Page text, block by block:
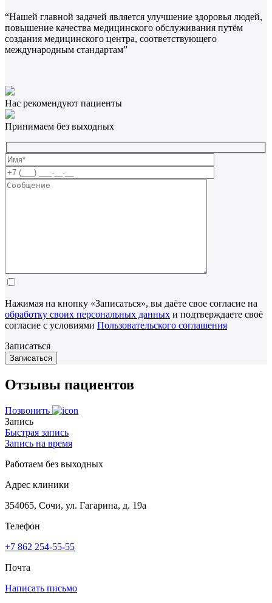
“Нашей главной задачей является улучшение здоровья людей,
повышение качества медицинского обслуживания путём
создания медицинского центра, соответствующего
международным стандартам”
Нас рекомендуют пациенты
Принимаем без выходных
Нажимая на кнопку «Записаться», вы даёте свое согласие на
обработку своих персональных данных и подтверждаете своё
согласие с условиями Пользовательского соглашения
Записаться
Отзывы пациентов
Позвонить
Запись
Быстрая запись
Запись на время
Работаем без выходных
Адрес клиники
354065, Сочи, ул. Гагарина, д. 19а
Телефон
+7 862 254-55-55
Почта
Написать письмо